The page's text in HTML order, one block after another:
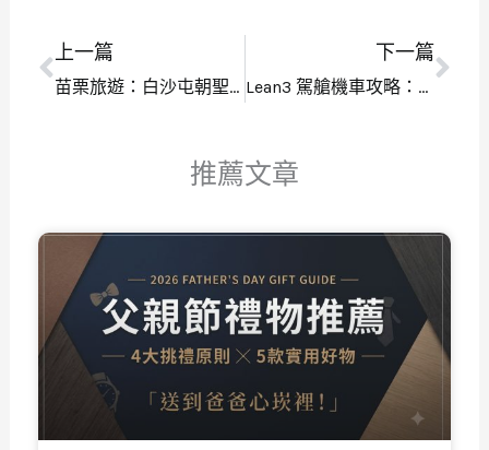
上一頁
上一篇
苗栗旅遊：白沙屯朝聖、三義秘境一日遊全攻略
下一篇
Lean3 駕艙機車攻略：價格、規格、3 大亮點全解析
下
推薦文章
面 面 面 面 面